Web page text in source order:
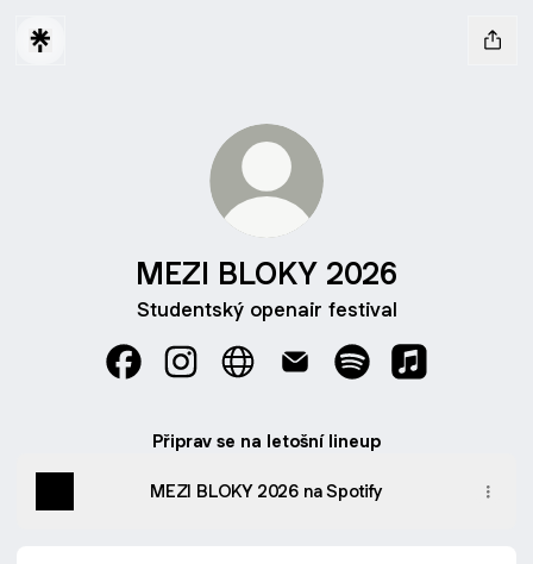
MEZI BLOKY 2026
Studentský openair festival
Připrav se na letošní lineup
MEZI BLOKY 2026 na Spotify